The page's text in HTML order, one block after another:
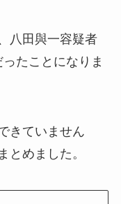
八田與一容疑者
たことになりま
きていません
とめました。